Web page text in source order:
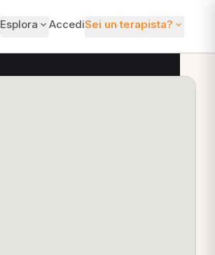
Esplora AccediSei un terapista?